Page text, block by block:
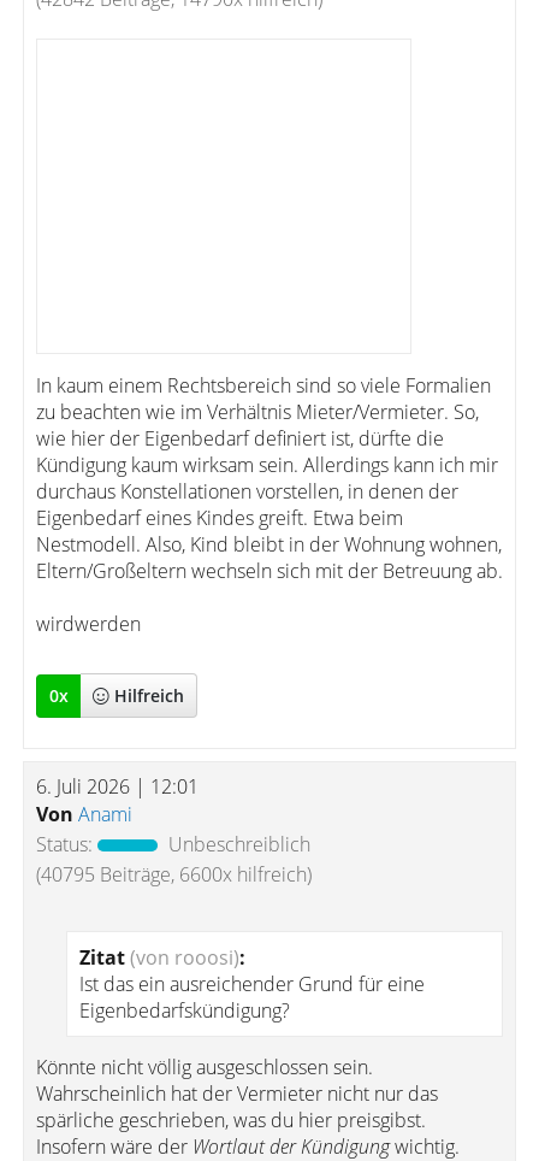
In kaum einem Rechtsbereich sind so viele Formalien
zu beachten wie im Verhältnis Mieter/Vermieter. So,
wie hier der Eigenbedarf definiert ist, dürfte die
Kündigung kaum wirksam sein. Allerdings kann ich mir
durchaus Konstellationen vorstellen, in denen der
Eigenbedarf eines Kindes greift. Etwa beim
Nestmodell. Also, Kind bleibt in der Wohnung wohnen,
Eltern/Großeltern wechseln sich mit der Betreuung ab.
wirdwerden
0x Hilfreich
6. Juli 2026 | 12:01
Von Anami
Status:
Unbeschreiblich
(40795 Beiträge, 6600x hilfreich)
Zitat(von rooosi):
Ist das ein ausreichender Grund für eine
Eigenbedarfskündigung?
Könnte nicht völlig ausgeschlossen sein.
Wahrscheinlich hat der Vermieter nicht nur das
spärliche geschrieben, was du hier preisgibst.
Insofern wäre der Wortlaut der Kündigungwichtig.